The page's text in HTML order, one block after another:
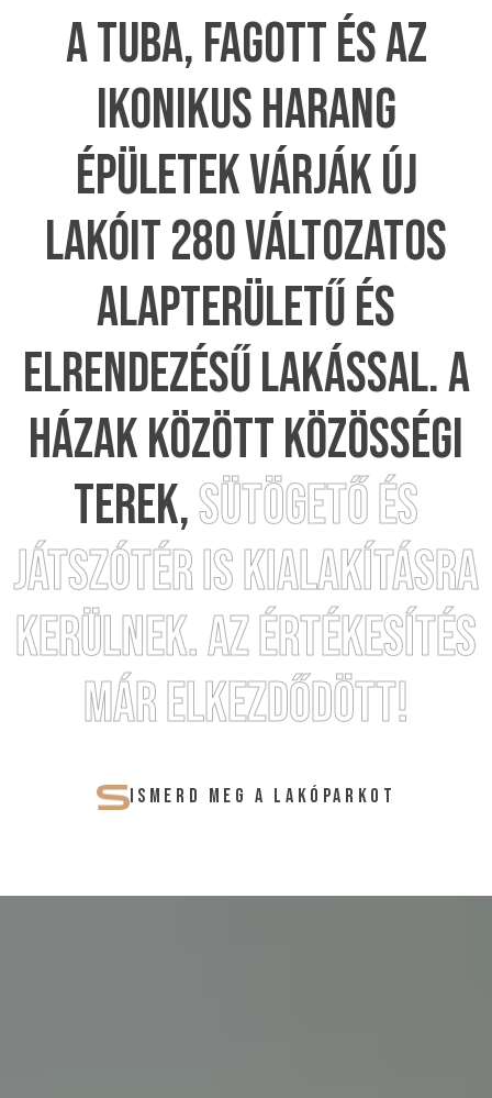
A TUBA, FAGOTT ÉS AZ
IKONIKUS HARANG
ÉPÜLETEK VÁRJÁK ÚJ
LAKÓIT 280 VÁLTOZATOS
ALAPTERÜLETŰ ÉS
ELRENDEZÉSŰ LAKÁSSAL. A
HÁZAK KÖZÖTT KÖZÖSSÉGI
TEREK,SÜTÖGETŐ ÉS
JÁTSZÓTÉR IS KIALAKÍTÁSRA
KERÜLNEK. AZ ÉRTÉKESÍTÉS
MÁR ELKEZDŐDÖTT!
ISMERD MEG A LAKÓPARKOT